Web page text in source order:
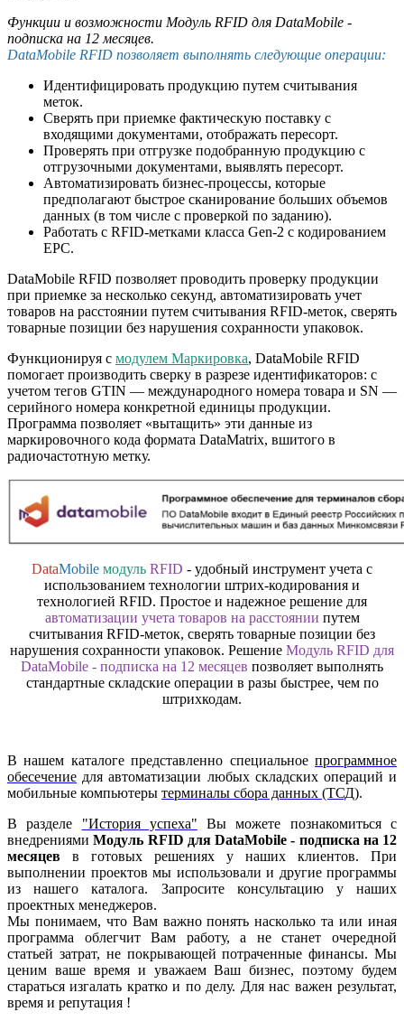
Функции и возможности Модуль RFID для DataMobile -
подписка на 12 месяцев.
DataMobile RFID позволяет выполнять следующие операции:
Идентифицировать продукцию путем считывания
меток.
Сверять при приемке фактическую поставку с
входящими документами, отображать пересорт.
Проверять при отгрузке подобранную продукцию с
отгрузочными документами, выявлять пересорт.
Автоматизировать бизнес-процессы, которые
предполагают быстрое сканирование больших объемов
данных (в том числе с проверкой по заданию).
Работать с RFID-метками класса Gen-2 с кодированием
EPC.
DataMobile RFID позволяет проводить проверку продукции
при приемке за несколько секунд, автоматизировать учет
товаров на расстоянии путем считывания RFID-меток, сверять
товарные позиции без нарушения сохранности упаковок.
Функционируя с модулем Маркировка, DataMobile RFID
помогает производить сверку в разрезе идентификаторов: с
учетом тегов GTIN — международного номера товара и SN —
серийного номера конкретной единицы продукции.
Программа позволяет «вытащить» эти данные из
маркировочного кода формата DataMatrix, вшитого в
радиочастотную метку.
DataMobile модуль RFID - удобный инструмент учета с
использованием технологии штрих-кодирования и
технологией RFID. Простое и надежное решение для
автоматизации учета товаров на расстоянии путем
считывания RFID-меток, сверять товарные позиции без
нарушения сохранности упаковок. Решение Модуль RFID для
DataMobile - подписка на 12 месяцев позволяет выполнять
стандартные складские операции в разы быстрее, чем по
штрихкодам.
В нашем каталоге представленно специальное программное
обесечение для автоматизации любых складских операций и
мобильные компьютеры терминалы сбора данных (ТСД).
В разделе "История успеха" Вы можете познакомиться с
внедрениямиМодуль RFID для DataMobile - подписка на 12
месяцев в готовых решениях у наших клиентов. При
выполнении проектов мы использовали и другие программы
из нашего каталога. Запросите консультацию у наших
проектных менеджеров.
Мы понимаем, что Вам важно понять насколько та или иная
программа облегчит Вам работу, а не станет очередной
статьей затрат, не покрывающей потраченные финансы. Мы
ценим ваше время и уважаем Ваш бизнес, поэтому будем
стараться изгалать кратко и по делу. Для нас важен результат,
время и репутация !